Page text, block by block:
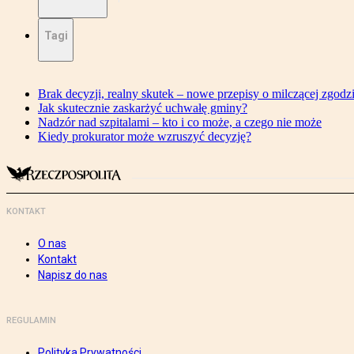
Tagi
Brak decyzji, realny skutek – nowe przepisy o milczącej
Jak skutecznie zaskarżyć uchwałę gminy?
Nadzór nad szpitalami – kto i co może, a czego nie może
Kiedy prokurator może wzruszyć decyzję?
KONTAKT
O nas
Kontakt
Napisz do nas
REGULAMIN